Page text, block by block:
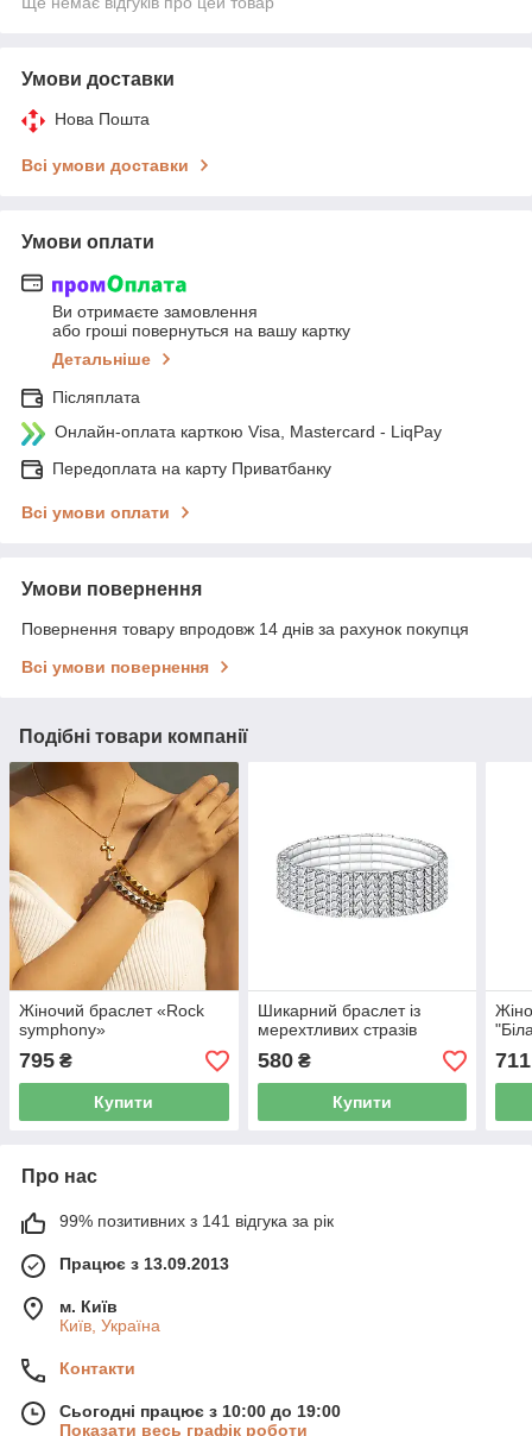
Умови доставки
Нова Пошта
Всі умови доставки
Умови оплати
Ви отримаєте замовлення
або гроші повернуться на вашу картку
Детальніше
Післяплата
Онлайн-оплата карткою Visa, Mastercard - LiqPay
Передоплата на карту Приватбанку
Всі умови оплати
Умови повернення
Повернення товару впродовж 14 днів за рахунок покупця
Всі умови повернення
Подібні товари компанії
Жіночий браслет «Rock
symphony»
795 ₴
Купити
Шикарний браслет із
мерехтливих стразів
580₴
Купити
711
Про нас
99% позитивних з 141 відгука за рік
Працює з 13.09.2013
м. Київ
Київ, Україна
Контакти
Сьогодні працює з 10:00 до 19:00
Показати весь графік роботи